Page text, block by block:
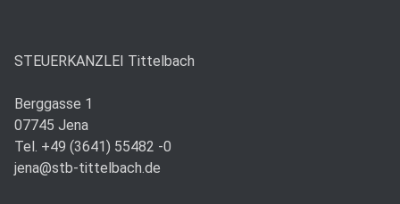
STEUERKANZLEI Tittelbach
Berggasse 1
07745 Jena
Tel. +49 (3641) 55482 -0
jena@stb-tittelbach.de